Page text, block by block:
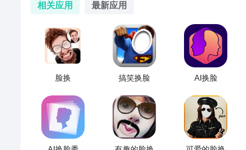
相关应用 最新应用
脸换 搞笑换脸 AI换脸